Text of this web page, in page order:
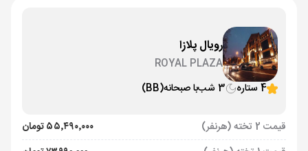
رویال پلازا
ROYAL PLAZA
4 ستاره
3 شب با صبحانه(BB)
قیمت 2 تخته (هرنفر)
۵۵٬۴۹۰٬۰۰۰ تومان